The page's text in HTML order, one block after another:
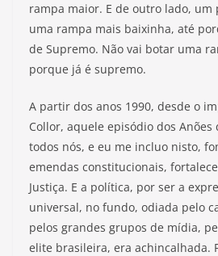
rampa maior. E de outro lado, um
uma rampa mais baixinha, até
de Supremo. Não vai botar uma
porque já é supremo.
A partir dos anos 1990, desde o
Collor, aquele episódio dos Anões
todos nós, e eu me incluo nisto,
emendas constitucionais,
Justiça. E a política, por ser a
universal, no fundo, odiada pelo
pelos grandes grupos de mídia,
elite brasileira, era achincalhada.